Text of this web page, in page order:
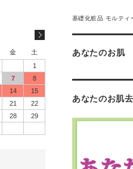
基礎化粧品 モルティ
あなたのお肌
あなたのお肌
金
土
1
7
8
14
15
21
22
28
29